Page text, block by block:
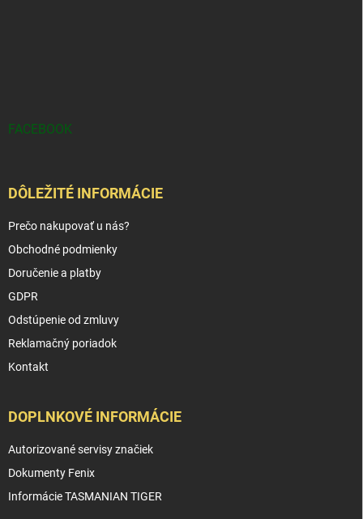
FACEBOOK
DÔLEŽITÉ INFORMÁCIE
Prečo nakupovať u nás?
Obchodné podmienky
Doručenie a platby
GDPR
Odstúpenie od zmluvy
Reklamačný poriadok
Kontakt
DOPLNKOVÉ INFORMÁCIE
Autorizované servisy značiek
Dokumenty Fenix
Informácie TASMANIAN TIGER